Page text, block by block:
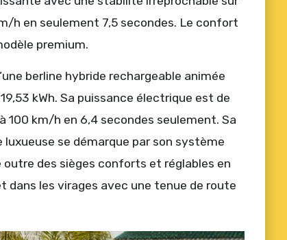
h en seulement 7,5 secondes. Le confort
premium.
berline hybride rechargeable animée
kWh. Sa puissance électrique est de
km/h en 6,4 secondes seulement. Sa
se démarque par son système
des sièges conforts et réglables en
dans les virages avec une tenue de route